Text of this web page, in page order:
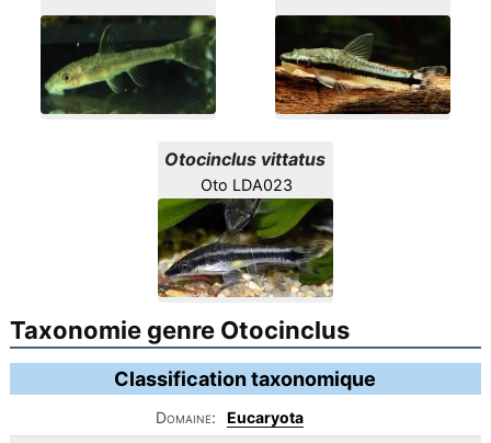
Otocinclus vittatus
Oto LDA023
Taxonomie genre Otocinclus
Classification taxonomique
Domaine:
Eucaryota